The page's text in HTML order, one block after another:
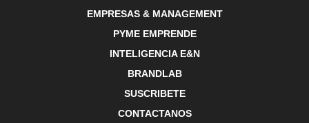
EMPRESAS & MANAGEMENT
PYME EMPRENDE
INTELIGENCIA E&N
BRANDLAB
SUSCRIBETE
CONTACTANOS